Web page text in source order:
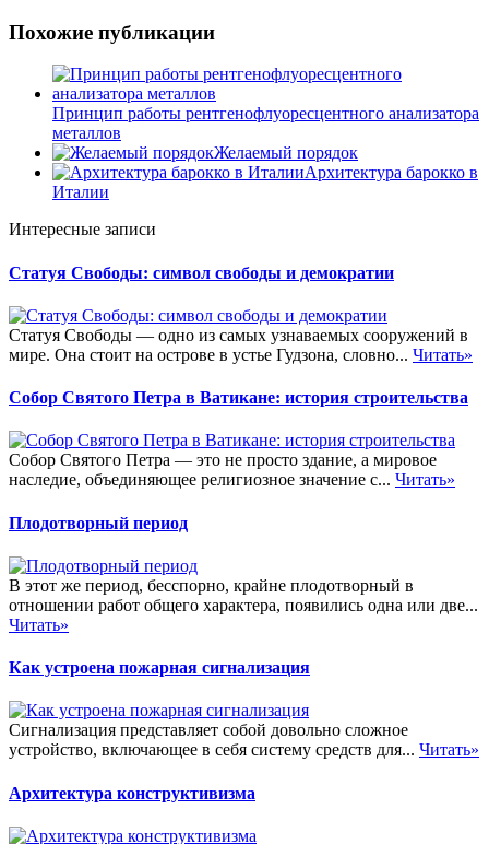
Похожие публикации
Принцип работы рентгенофлуоресцентного анализатора
металлов
Желаемый порядок
Архитектура барокко в
Италии
Интересные записи
Статуя Свободы: символ свободы и демократии
Статуя Свободы — одно из самых узнаваемых сооружений в
мире. Она стоит на острове в устье Гудзона, словно... Читать»
Собор Святого Петра в Ватикане: история строительства
Собор Святого Петра — это не просто здание, а мировое
наследие, объединяющее религиозное значение с... Читать»
Плодотворный период
В этот же период, бесспорно, крайне плодотворный в
отношении работ общего характера, появились одна или две...
Читать»
Как устроена пожарная сигнализация
Сигнализация представляет собой довольно сложное
устройство, включающее в себя систему средств для... Читать»
Архитектура конструктивизма